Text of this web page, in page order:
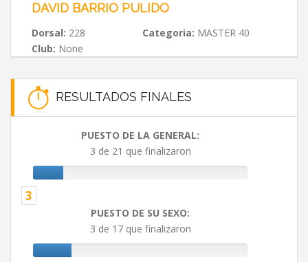
DAVID BARRIO PULIDO
Dorsal: 228 Categoria: MASTER 40
Club: None
RESULTADOS FINALES
PUESTO DE LA GENERAL:
3 de 21 que finalizaron
3
PUESTO DE SU SEXO:
3 de 17 que finalizaron